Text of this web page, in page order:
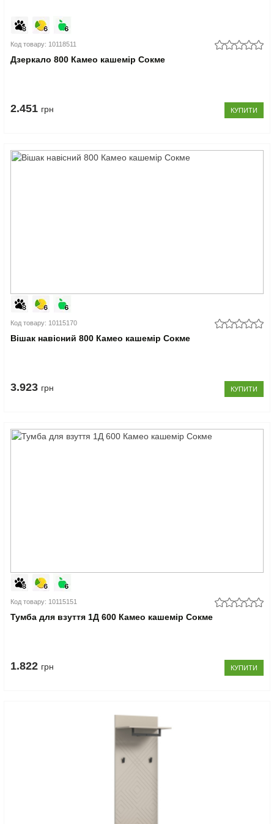
Код товару: 10118511
Дзеркало 800 Камео кашемір Сокме
2.451 грн КУПИТИ
Код товару: 10115170
Вішак навісний 800 Камео кашемір Сокме
3.923 грн КУПИТИ
Код товару: 10115151
Тумба для взуття 1Д 600 Камео кашемір Сокме
1.822 грн КУПИТИ